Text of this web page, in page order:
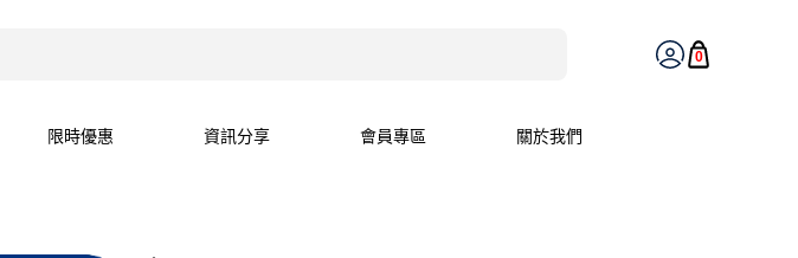
0
限時優惠 資訊分享 會員專區 關於我們